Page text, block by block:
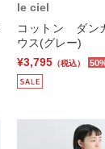
le ciel
コットン ダン
ウス(グレー)
¥3,795 （税込）